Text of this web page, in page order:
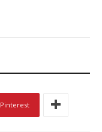
Pinterest